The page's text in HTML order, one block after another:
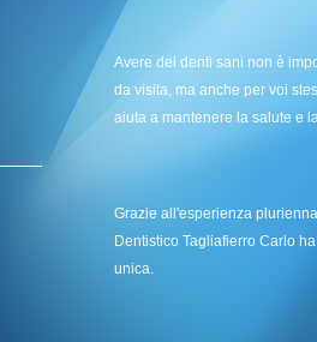
Avere dei denti sani non è
da visita, ma anche per voi
aiuta a mantenere la salute e
Grazie all'esperienza
Dentistico Tagliafierro Carlo
unica.